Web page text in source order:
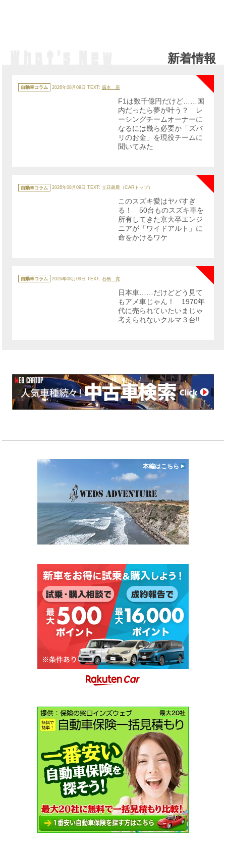
新着情報
テ
ゴ
自動車コラム 2026年08月09日 TEXT: 廣本 泉
NEW
F1は数千億円だけど……国
内だったら夢が叶う？ レ
ーシングチームオーナーに
なるには幾ら必要か「ズバ
リのお金」を現役チームに
聞いてみた
テ
ゴ
自動車コラム 2026年08月09日 TEXT: 立花義鷹（CARトップ）
このスズキ愛はヤバすぎ
る！ 50台ものスズキ車を
所有してきた京大卒エンジ
ニアが「ワイドアルト」に
命をかけるワケ
テ
ゴ
自動車コラム 2026年08月09日 TEXT: 石橋 寛
日本車……だけどどう見て
もアメ車じゃん！ 1970年
代に売られていたいまじゃ
考えられないクルマ３台!!
本編はこちら